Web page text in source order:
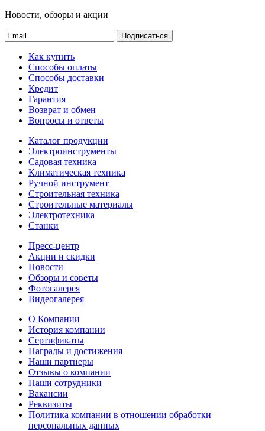
Новости, обзоры и акции
Подписаться
Как купить
Способы оплаты
Способы доставки
Кредит
Гарантия
Возврат и обмен
Вопросы и ответы
Каталог продукции
Электроинструменты
Садовая техника
Климатическая техника
Ручной инструмент
Строительная техника
Строительные материалы
Электротехника
Станки
Пресс-центр
Акции и скидки
Новости
Обзоры и советы
Фотогалерея
Видеогалерея
О Компании
История компании
Сертификаты
Награды и достижения
Наши партнеры
Отзывы о компании
Наши сотрудники
Вакансии
Реквизиты
Политика компании в отношении обработки
персональных данных